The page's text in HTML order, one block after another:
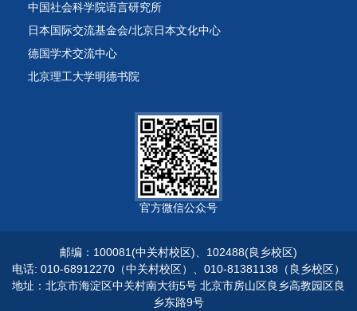
中国社会科学院语言研究所
日本国际交流基金会/北京日本文化中心
德国学术交流中心
北京理工大学明德书院
官方微信公众号
邮编：100081(中关村校区)、102488(良乡校区)
电话: 010-68912270（中关村校区）、010-81381138（良乡校区）
地址：北京市海淀区中关村南大街5号 北京市房山区良乡高教园区良
乡东路9号